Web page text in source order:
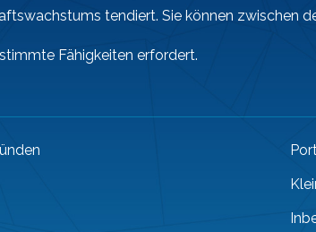
tendiert. Sie können zwischen
Fähigkeiten erfordert.